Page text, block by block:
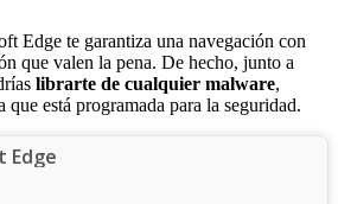
Edge te garantiza una navegación con
que valen la pena. De hecho, junto a
librarte de cualquier malware,
que está programada para la seguridad.
Edge